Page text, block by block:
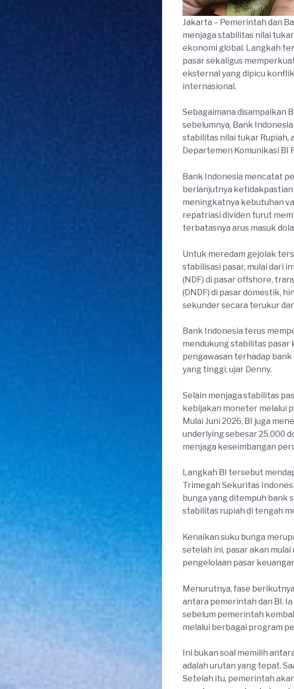
Jakarta – Pemerintah dan
menjaga stabilitas nilai
ekonomi global. Langkah
pasar sekaligus
eksternal yang dipicu
internasional.
Sebagaimana disampaikan
sebelumnya, Bank
stabilitas nilai tukar Rupiah,
Departemen Komunikasi BI
Bank Indonesia mencatat
berlanjutnya ketidakpastian
meningkatnya kebutuhan
repatriasi dividen turut
terbatasnya arus masuk
Untuk meredam gejolak
stabilisasi pasar, mulai dari
(NDF) di pasar offshore,
(DNDF) di pasar domestik,
sekunder secara terukur
Bank Indonesia terus
mendukung stabilitas pasar
pengawasan terhadap
yang tinggi, ujar Denny.
Selain menjaga stabilitas
kebijakan moneter melalui
Mulai Juni 2026, BI juga
underlying sebesar 25.000
menjaga keseimbangan
Langkah BI tersebut
Trimegah Sekuritas
bunga yang ditempuh bank
stabilitas rupiah di tengah
Kenaikan suku bunga
setelah ini, pasar akan
pengelolaan pasar
Menurutnya, fase
antara pemerintah dan BI.
sebelum pemerintah
melalui berbagai program
Ini bukan soal memilih
adalah urutan yang tepat.
Setelah itu, pemerintah